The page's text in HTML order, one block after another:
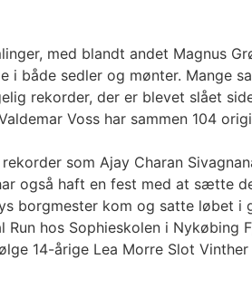
med blandt andet Magnus
i både sedler og mønter. Mange
rekorder, der er blevet slået
Voss har sammen 104
som Ajay Charan
også haft en fest med at sætte
borgmester kom og satte løbet i
hos Sophieskolen i Nykøbing
14-årige Lea Morre Slot